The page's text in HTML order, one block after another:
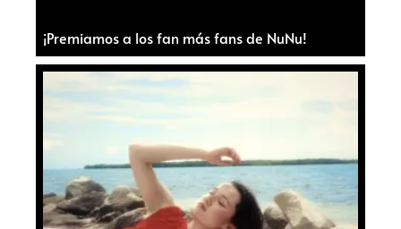
¡Premiamos a los fan más fans de NuNu!